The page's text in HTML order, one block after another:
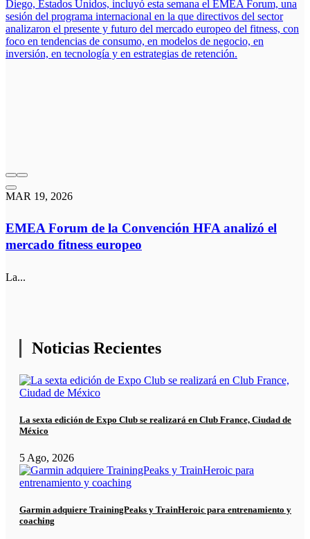
MAR 19, 2026
EMEA Forum de la Convención HFA analizó el
mercado fitness europeo
La...
Noticias Recientes
La sexta edición de Expo Club se realizará en Club France, Ciudad de
México
5 Ago, 2026
Garmin adquiere TrainingPeaks y TrainHeroic para entrenamiento y
coaching